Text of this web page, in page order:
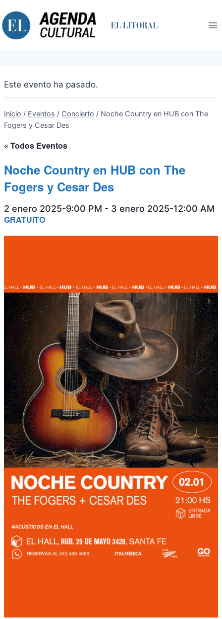
al
contenido
Este evento ha pasado.
Inicio / Eventos / Concierto / Noche Country en HUB con The
Fogers y Cesar Des
« Todos Eventos
Noche Country en HUB con The
Fogers y Cesar Des
2 enero 2025-9:00 PM - 3 enero 2025-12:00 AM
GRATUITO